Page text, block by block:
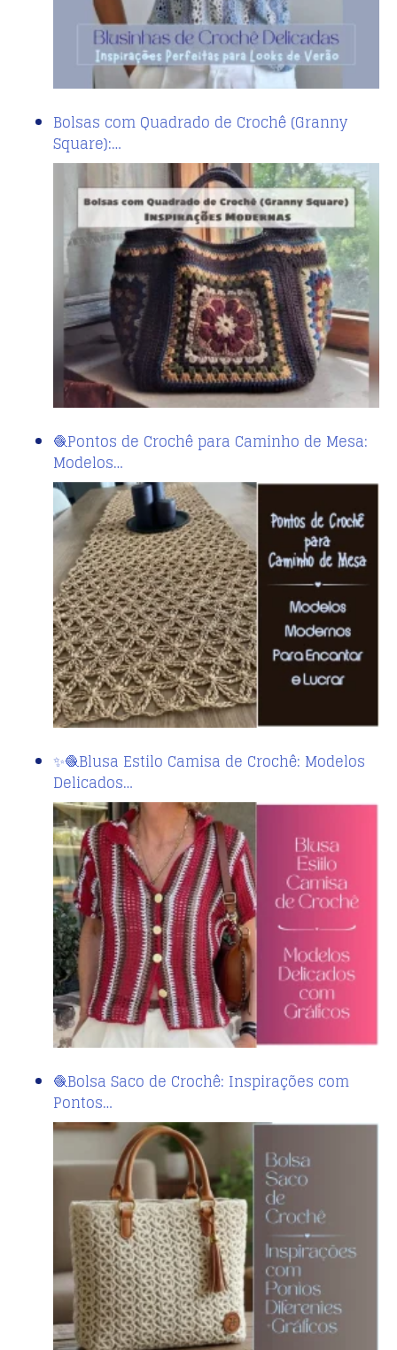
Bolsas com Quadrado de Crochê (Granny
Square):…
🧶Pontos de Crochê para Caminho de Mesa:
Modelos…
✨🧶Blusa Estilo Camisa de Crochê: Modelos
Delicados…
🧶Bolsa Saco de Crochê: Inspirações com
Pontos…